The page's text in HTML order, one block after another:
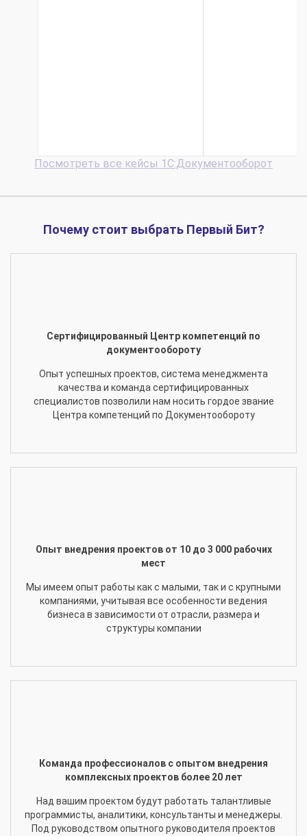
Посмотреть все кейсы 1С:Документооборот
Почему стоит выбрать Первый Бит?
Сертифицированный Центр компетенций по
документообороту
Опыт успешных проектов, система менеджмента
качества и команда сертифицированных
специалистов позволили нам носить гордое звание
Центра компетенций по Документообороту
Опыт внедрения проектов от 10 до 3 000 рабочих
мест
Мы имеем опыт работы как с малыми, так и с крупными
компаниями, учитывая все особенности ведения
бизнеса в зависимости от отрасли, размера и
структуры компании
Команда профессионалов с опытом внедрения
комплексных проектов более 20 лет
Над вашим проектом будут работать талантливые
программисты, аналитики, консультанты и менеджеры.
Под руководством опытного руководителя проектов